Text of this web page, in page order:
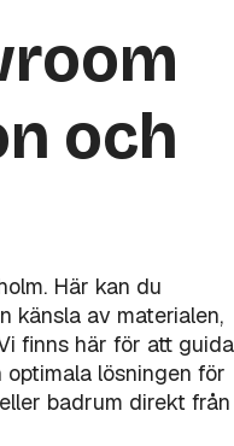
och
Här kan du
känsla av materialen,
finns här för att guida
lösningen för
badrum direkt från